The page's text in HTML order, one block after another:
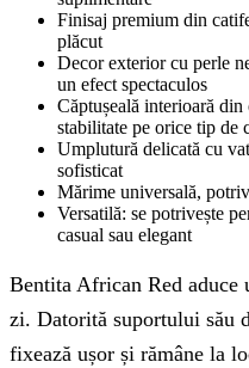
Finisaj premium din
plăcut
Decor exterior cu perle
un efect spectaculos
Căptușeală interioară
stabilitate pe orice tip de
Umplutură delicată cu
sofisticat
Mărime universală,
Versatilă: se potrivește
casual sau elegant
Bentita African Red aduce
zi. Datorită suportului său
fixează ușor și rămâne la